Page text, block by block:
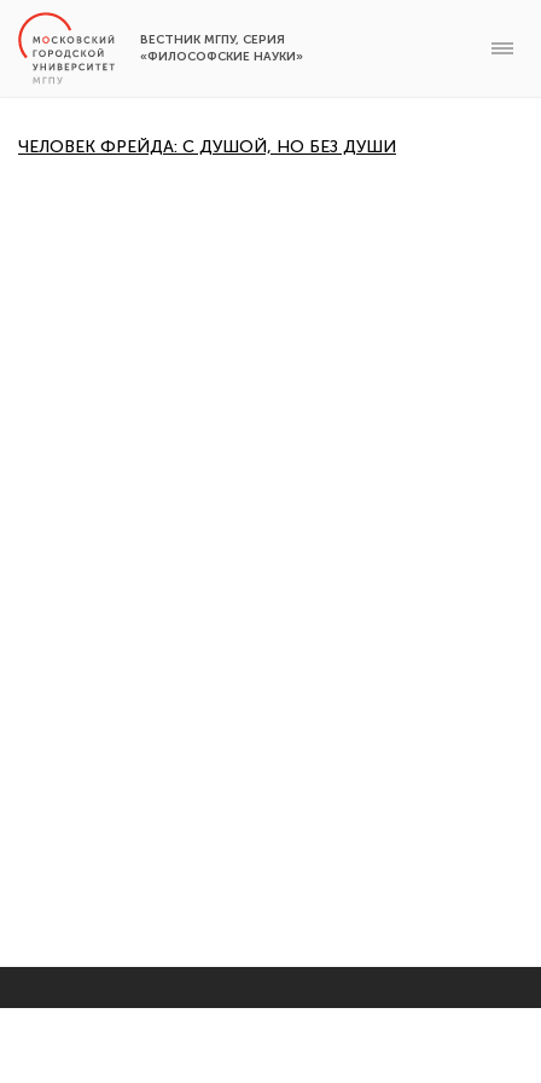
ВЕСТНИК МГПУ, СЕРИЯ
«ФИЛОСОФСКИЕ НАУКИ»
ЧЕЛОВЕК ФРЕЙДА: С ДУШОЙ, НО БЕЗ ДУШИ